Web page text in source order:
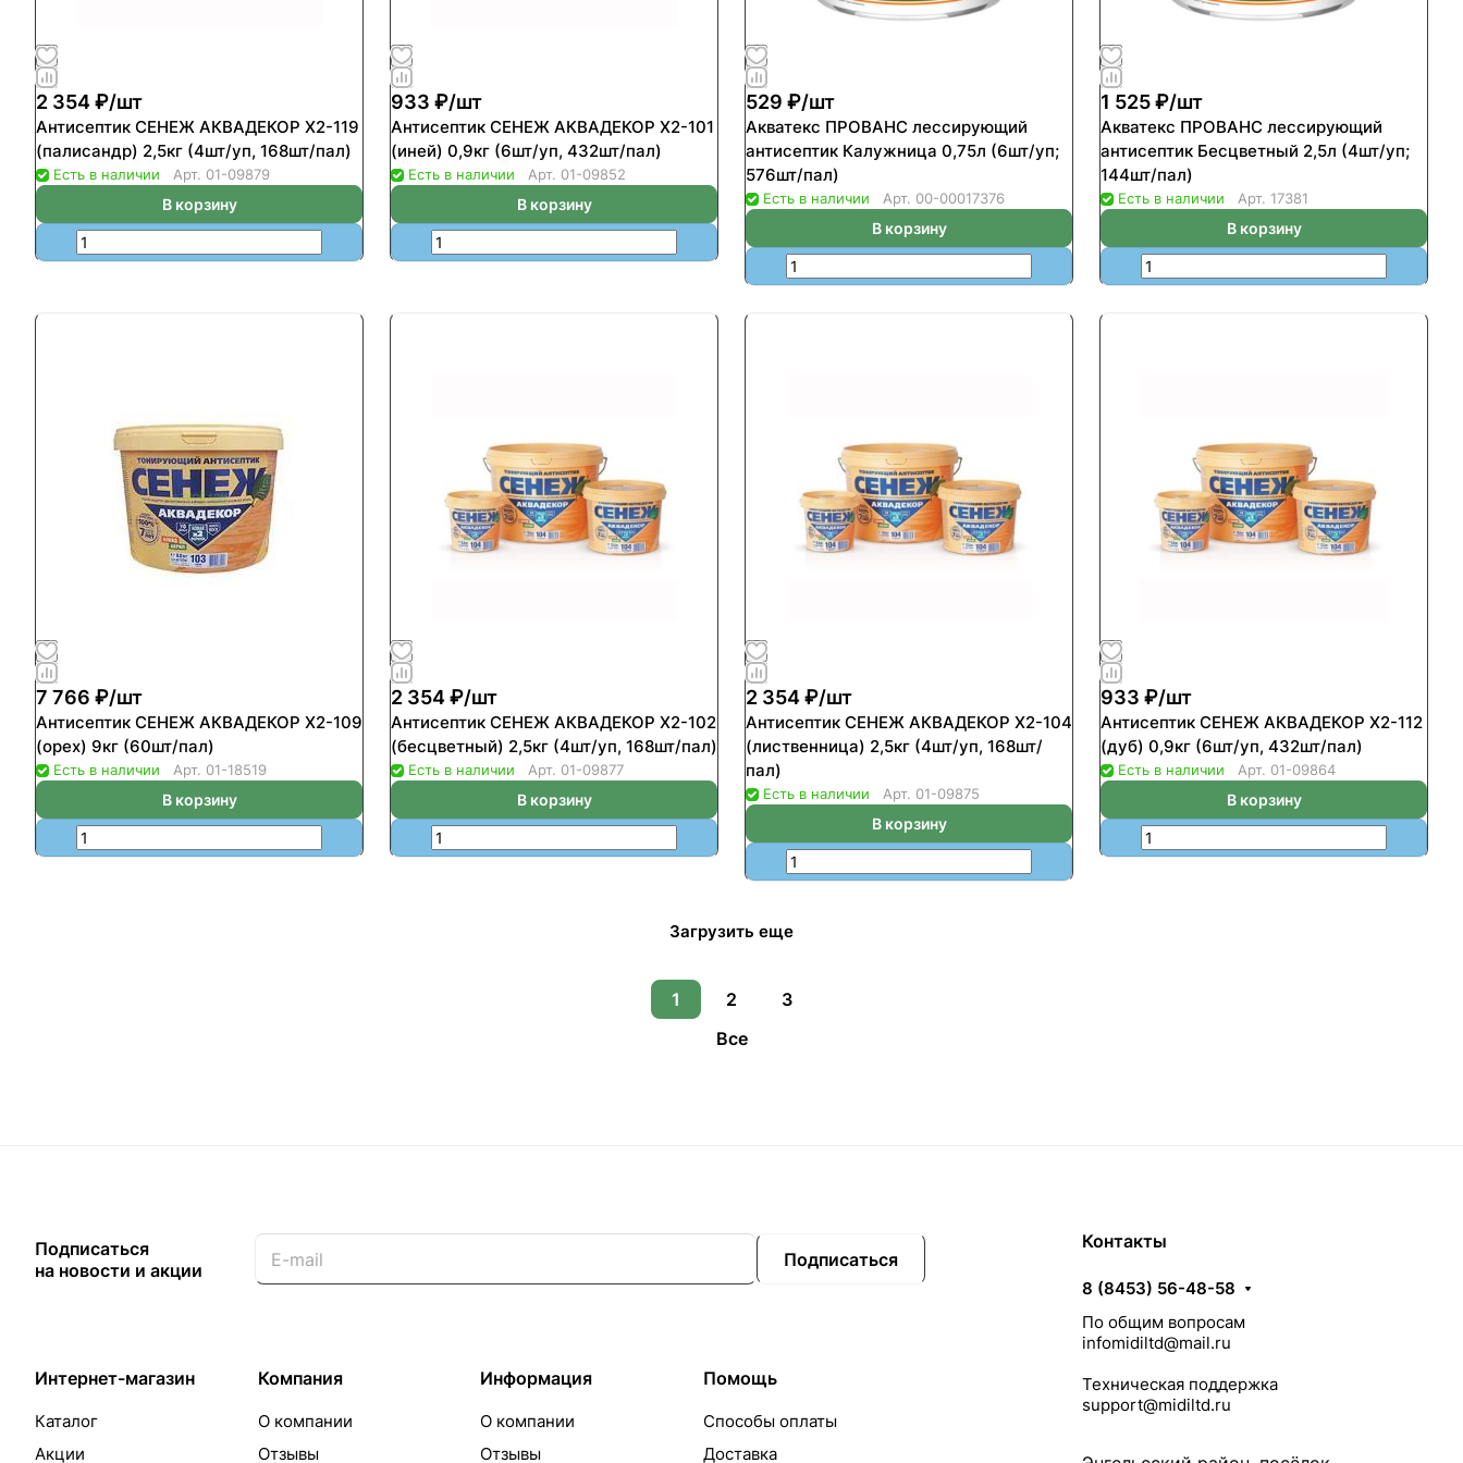
2 354 ₽/шт
Антисептик СЕНЕЖ АКВАДЕКОР Х2-119
(палисандр) 2,5кг (4шт/уп, 168шт/пал)
Есть в наличии Арт. 01-09879
В корзину
933 ₽/шт
Антисептик СЕНЕЖ АКВАДЕКОР Х2-101
(иней) 0,9кг (6шт/уп, 432шт/пал)
Есть в наличии Арт. 01-09852
В корзину
529 ₽/шт
Акватекс ПРОВАНС лессирующий
антисептик Калужница 0,75л (6шт/уп;
576шт/пал)
Есть в наличии Арт. 00-00017376
В корзину
1 525 ₽/шт
Акватекс ПРОВАНС лессирующий
антисептик Бесцветный 2,5л (4шт/уп;
144шт/пал)
Есть в наличии Арт. 17381
В корзину
7 766 ₽/шт
Антисептик СЕНЕЖ АКВАДЕКОР Х2-109
(орех) 9кг (60шт/пал)
Есть в наличии Арт. 01-18519
В корзину
2 354 ₽/шт
Антисептик СЕНЕЖ АКВАДЕКОР Х2-102
(бесцветный) 2,5кг (4шт/уп, 168шт/пал)
Есть в наличии Арт. 01-09877
В корзину
2 354 ₽/шт
Антисептик СЕНЕЖ АКВАДЕКОР Х2-104
(лиственница) 2,5кг (4шт/уп, 168шт/
пал)
Есть в наличии Арт. 01-09875
В корзину
933 ₽/шт
Антисептик СЕНЕЖ АКВАДЕКОР Х2-112
(дуб) 0,9кг (6шт/уп, 432шт/пал)
Есть в наличии Арт. 01-09864
В корзину
Загрузить еще
1 2
3
Все
Подписаться
на новости и акции
Подписаться
Интернет-магазин
Каталог
Акции
Компания
О компании
Отзывы
Информация
О компании
Отзывы
Помощь
Способы оплаты
Доставка
Контакты
8 (8453) 56-48-58
По общим вопросам
infomidiltd@mail.ru
Техническая поддержка
support@midiltd.ru